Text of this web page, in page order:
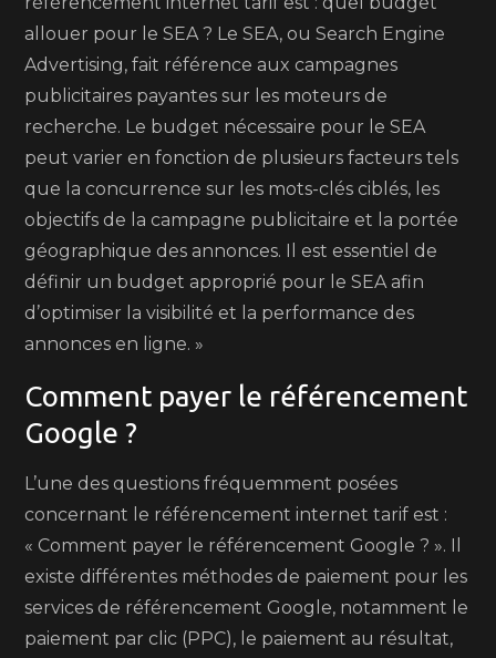
allouer pour le SEA ? Le SEA, ou Search Engine
Advertising, fait référence aux campagnes
publicitaires payantes sur les moteurs de
recherche. Le budget nécessaire pour le SEA
peut varier en fonction de plusieurs facteurs tels
que la concurrence sur les mots-clés ciblés, les
objectifs de la campagne publicitaire et la portée
géographique des annonces. Il est essentiel de
définir un budget approprié pour le SEA afin
d’optimiser la visibilité et la performance des
annonces en ligne. »
Comment payer le référencement
Google ?
L’une des questions fréquemment posées
concernant le référencement internet tarif est :
« Comment payer le référencement Google ? ». Il
existe différentes méthodes de paiement pour les
services de référencement Google, notamment le
paiement par clic (PPC), le paiement au résultat,